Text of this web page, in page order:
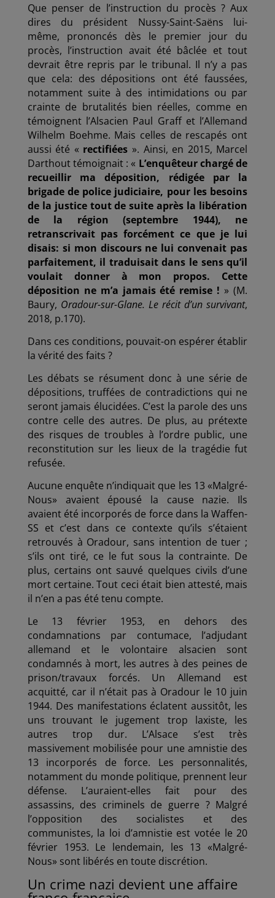
Que penser de l’instruction du procès ? Aux
dires du président Nussy-Saint-Saëns lui-
même, prononcés dès le premier jour du
procès, l’instruction avait été bâclée et tout
devrait être repris par le tribunal. Il n’y a pas
que cela: des dépositions ont été faussées,
notamment suite à des intimidations ou par
crainte de brutalités bien réelles, comme en
témoignent l’Alsacien Paul Graff et l’Allemand
Wilhelm Boehme. Mais celles de rescapés ont
aussi été « rectifiées ». Ainsi, en 2015, Marcel
Darthout témoignait : « L’enquêteur chargé de
recueillir ma déposition, rédigée par la
brigade de police judiciaire, pour les besoins
de la justice tout de suite après la libération
de la région (septembre 1944), ne
retranscrivait pas forcément ce que je lui
disais: si mon discours ne lui convenait pas
parfaitement, il traduisait dans le sens qu’il
voulait donner à mon propos. Cette
déposition ne m’a jamais été remise ! » (M.
Baury, Oradour-sur-Glane. Le récit d’un survivant,
2018, p.170).
Dans ces conditions, pouvait-on espérer établir
la vérité des faits ?
Les débats se résument donc à une série de
dépositions, truffées de contradictions qui ne
seront jamais élucidées. C’est la parole des uns
contre celle des autres. De plus, au prétexte
des risques de troubles à l’ordre public, une
reconstitution sur les lieux de la tragédie fut
refusée.
Aucune enquête n’indiquait que les 13 «Malgré-
Nous» avaient épousé la cause nazie. Ils
avaient été incorporés de force dans la Waffen-
SS et c’est dans ce contexte qu’ils s’étaient
retrouvés à Oradour, sans intention de tuer ;
s’ils ont tiré, ce le fut sous la contrainte. De
plus, certains ont sauvé quelques civils d’une
mort certaine. Tout ceci était bien attesté, mais
il n’en a pas été tenu compte.
Le 13 février 1953, en dehors des
condamnations par contumace, l’adjudant
allemand et le volontaire alsacien sont
condamnés à mort, les autres à des peines de
prison/travaux forcés. Un Allemand est
acquitté, car il n’était pas à Oradour le 10 juin
1944. Des manifestations éclatent aussitôt, les
uns trouvant le jugement trop laxiste, les
autres trop dur. L’Alsace s’est très
massivement mobilisée pour une amnistie des
13 incorporés de force. Les personnalités,
notamment du monde politique, prennent leur
défense. L’auraient-elles fait pour des
assassins, des criminels de guerre ? Malgré
l’opposition des socialistes et des
communistes, la loi d’amnistie est votée le 20
février 1953. Le lendemain, les 13 «Malgré-
Nous» sont libérés en toute discrétion.
Un crime nazi devient une affaire